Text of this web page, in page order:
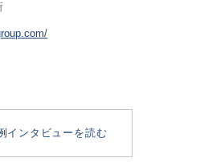
インタビューを読む